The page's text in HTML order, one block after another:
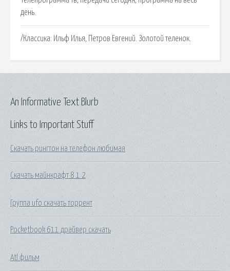
день.
/Классика: Ильф Илья, Петров Евгений. Золотой теленок.
Links to Important Stuff
Скачать рингтон на телефон любимая
Скачать майнкрафт 8 1 2
Группа ufo скачать торрент
Pocketbook 611 драйвер скачать
Atl фильм
An Informative Text Blurb